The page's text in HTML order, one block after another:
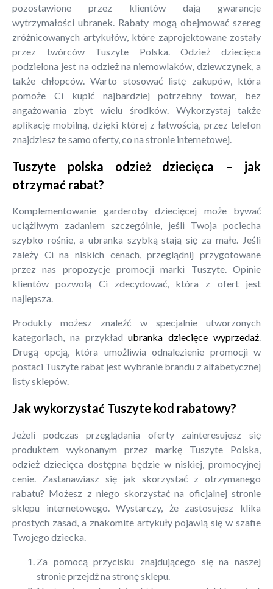
pozostawione przez klientów dają gwarancje
wytrzymałości ubranek. Rabaty mogą obejmować szereg
zróżnicowanych artykułów, które zaprojektowane zostały
przez twórców Tuszyte Polska. Odzież dziecięca
podzielona jest na odzież na niemowlaków, dziewczynek, a
także chłopców. Warto stosować listę zakupów, która
pomoże Ci kupić najbardziej potrzebny towar, bez
angażowania zbyt wielu środków. Wykorzystaj także
aplikację mobilną, dzięki której z łatwością, przez telefon
znajdziesz te samo oferty, co na stronie internetowej.
Tuszyte polska odzież dziecięca – jak
otrzymać rabat?
Komplementowanie garderoby dziecięcej może bywać
uciążliwym zadaniem szczególnie, jeśli Twoja pociecha
szybko rośnie, a ubranka szybką stają się za małe. Jeśli
zależy Ci na niskich cenach, przeglądnij przygotowane
przez nas propozycje promocji marki Tuszyte. Opinie
klientów pozwolą Ci zdecydować, która z ofert jest
najlepsza.
Produkty możesz znaleźć w specjalnie utworzonych
kategoriach, na przykładubranka dziecięce wyprzedaż.
Drugą opcją, która umożliwia odnalezienie promocji w
postaci Tuszyte rabat jest wybranie brandu z alfabetycznej
listy sklepów.
Jak wykorzystać Tuszyte kod rabatowy?
Jeżeli podczas przeglądania oferty zainteresujesz się
produktem wykonanym przez markę Tuszyte Polska,
odzież dziecięca dostępna będzie w niskiej, promocyjnej
cenie. Zastanawiasz się jak skorzystać z otrzymanego
rabatu? Możesz z niego skorzystać na oficjalnej stronie
sklepu internetowego. Wystarczy, że zastosujesz klika
prostych zasad, a znakomite artykuły pojawią się w szafie
Twojego dziecka.
Za pomocą przycisku znajdującego się na naszej
stronie przejdź na stronę sklepu.